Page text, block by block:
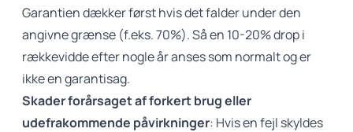
Garantien dækker først hvis det falder under den
angivne grænse (f.eks. 70%). Så en 10-20% drop i
rækkevidde efter nogle år anses som normalt og er
ikke en garantisag.
Skader forårsaget af forkert brug eller
udefrakommende påvirkninger: Hvis en fejl skyldes